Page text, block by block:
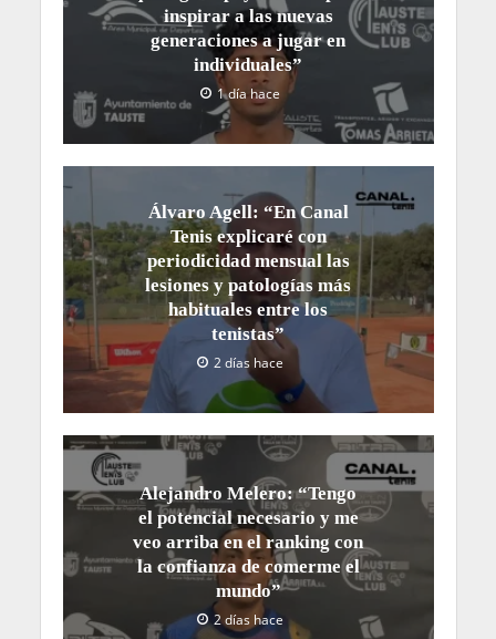
inspirar a las nuevas
generaciones a jugar en
individuales”
1 día hace
Álvaro Agell: “En Canal
Tenis explicaré con
periodicidad mensual las
lesiones y patologías más
habituales entre los
tenistas”
2 días hace
Alejandro Melero: “Tengo
el potencial necesario y me
veo arriba en el ranking con
la confianza de comerme el
mundo”
2 días hace